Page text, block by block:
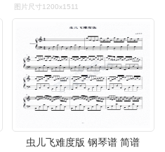
图片尺寸1200x1511
虫儿飞难度版 钢琴谱 简谱